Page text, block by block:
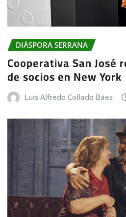
DIÁSPORA SERRANA
Cooperativa San José
de socios en New York
Luis Alfredo Collado Báez